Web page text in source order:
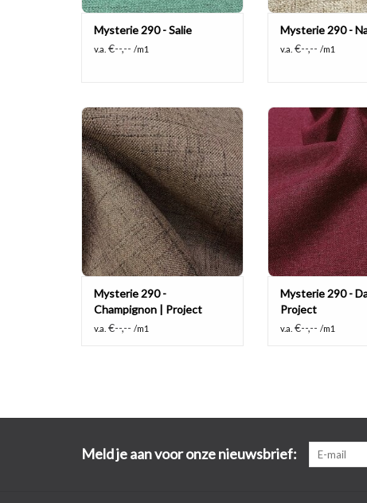
Mysterie 290 - Salie
v.a. €--,-- /m1
Mysterie 290 -
v.a. €--,-- /m1
Mooie grof geweven en soepele
black out (100% lichtdicht) en
brandvertragend!
TOEVOEGEN AAN WINKELWAGEN
Mysterie 290 -
Champignon | Project
v.a. €--,-- /m1
Mooie grof
black out (100%
TOEVOEGEN AAN
Mysterie 290 -
Project
v.a. €--,-- /m1
Meld je aan voor onze nieuwsbrief: